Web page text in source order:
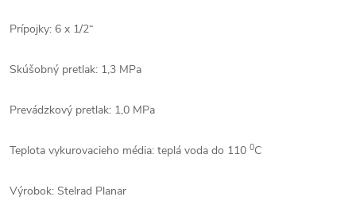
Prípojky: 6 x 1/2“
Skúšobný pretlak: 1,3 MPa
Prevádzkový pretlak: 1,0 MPa
Teplota vykurovacieho média: teplá voda do 110 0C
Výrobok: Stelrad Planar